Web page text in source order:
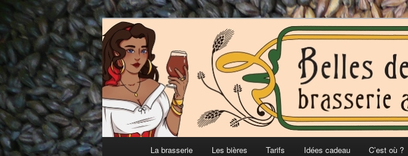
Aller
au
contenu
principal
Belles de Trébas
Brasserie Artisanale
La brasserie Les bières Tarifs Idées cadeau C’est où ?